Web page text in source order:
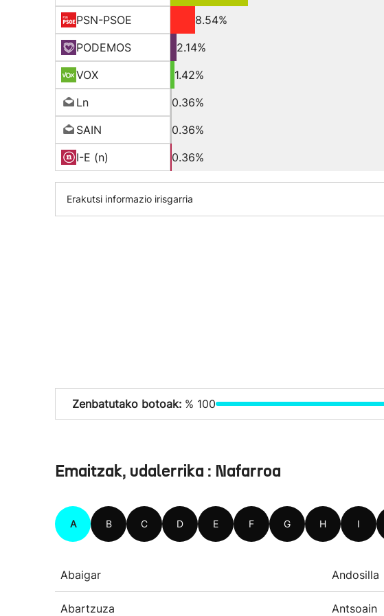
PSN-PSOE
8.54%
PODEMOS
2.14%
VOX
1.42%
Ln
0.36%
SAIN
0.36%
I-E (n)
0.36%
Erakutsi informazio irisgarria
Zenbatutako botoak: % 100
Emaitzak, udalerrika : Nafarroa
A B C D E F G H I
Abaigar Andosilla
Abartzuza Antsoain